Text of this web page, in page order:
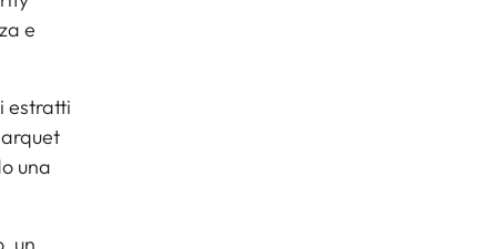
e
estratti
una
un